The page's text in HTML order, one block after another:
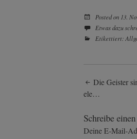
Posted on 13.
Etwas dazu
Etikettiert:
Post
Die Geister
ele…
Schreibe
Deine E-Mail-